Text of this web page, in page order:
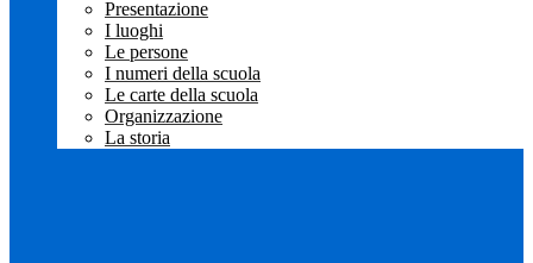
Presentazione
I luoghi
Le persone
I numeri della scuola
Le carte della scuola
Organizzazione
La storia